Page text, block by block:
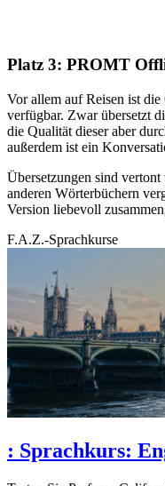
Platz 3: PROMT
Vor allem auf Reisen ist
verfügbar. Zwar übersetzt
die Qualität dieser aber
außerdem ist ein
Übersetzungen sind
anderen Wörterbüchern
Version liebevoll
F.A.Z.-Sprachkurse
: Sprachkurs: